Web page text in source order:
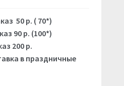
50 р. ( 70*)
90 р. (100*)
200 р.
в праздничные